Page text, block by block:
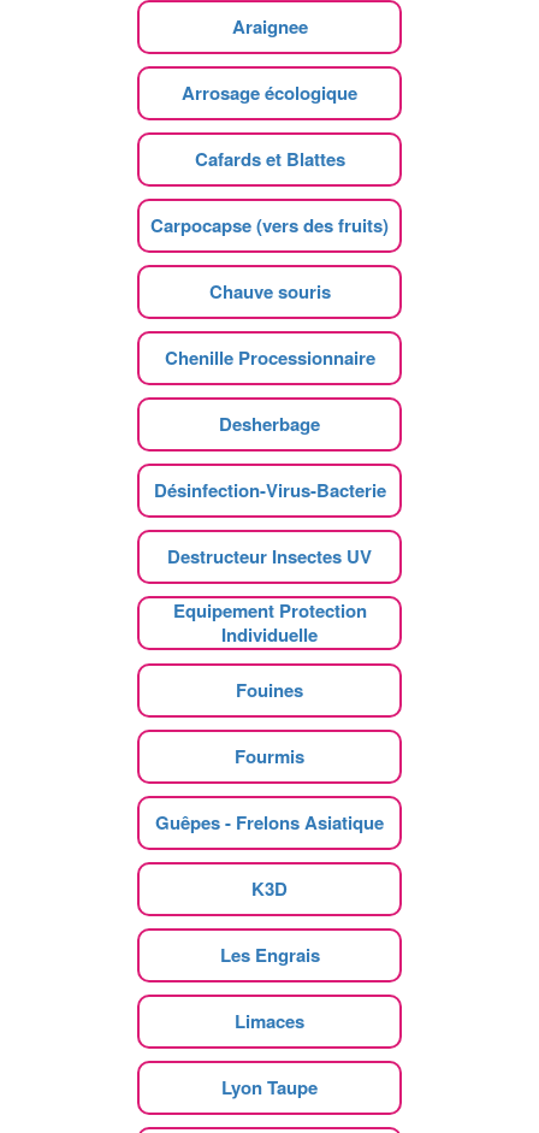
Araignee
Arrosage écologique
Cafards et Blattes
Carpocapse (vers des fruits)
Chauve souris
Chenille Processionnaire
Desherbage
Désinfection-Virus-Bacterie
Destructeur Insectes UV
Equipement Protection
Individuelle
Fouines
Fourmis
Guêpes - Frelons Asiatique
K3D
Les Engrais
Limaces
Lyon Taupe